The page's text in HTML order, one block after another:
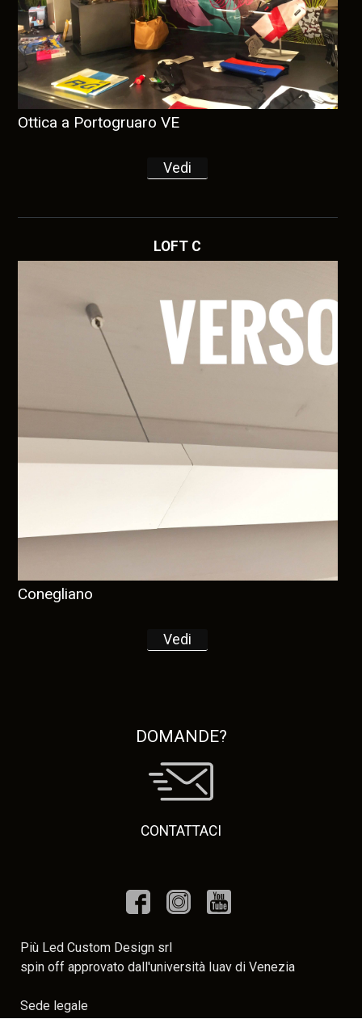
Ottica a Portogruaro VE
Vedi
LOFT C
Conegliano
Vedi
DOMANDE?
CONTATTACI
Più Led Custom Design srl
spin off approvato dall'università Iuav di Venezia
Sede legale